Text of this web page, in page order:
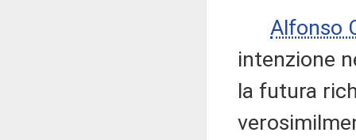
Alfonso
intenzione
la futura